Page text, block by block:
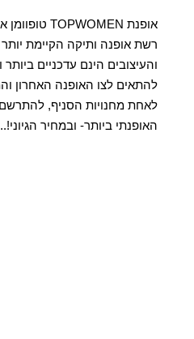
והעיצובים הינם עדכניים
להתאים לצו האופנה האחרון
לאחת מחנויות הסניף,
האופנתי ביותר- ובמחיר